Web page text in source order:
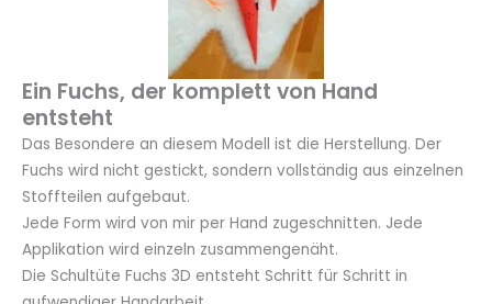
Ein Fuchs, der komplett von Hand
entsteht
Das Besondere an diesem Modell ist die Herstellung. Der
Fuchs wird nicht gestickt, sondern vollständig aus einzelnen
Stoffteilen aufgebaut.
Jede Form wird von mir per Hand zugeschnitten. Jede
Applikation wird einzeln zusammengenäht.
Die Schultüte Fuchs 3D entsteht Schritt für Schritt in